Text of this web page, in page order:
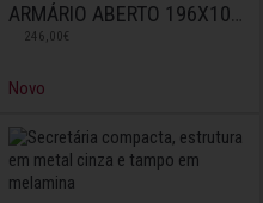
ARMÁRIO ABERTO 196X100X42
246,00€
Novo